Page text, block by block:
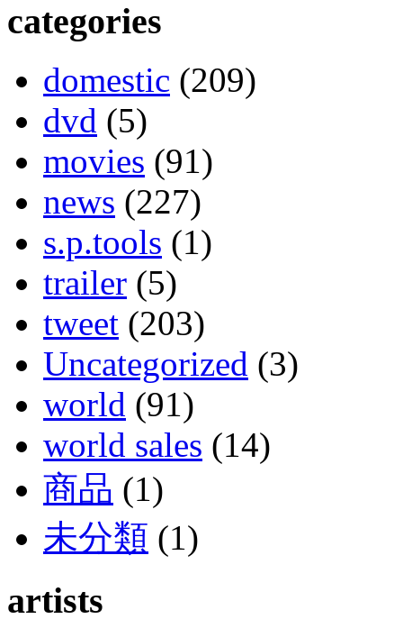
categories
domestic (209)
dvd (5)
movies (91)
news (227)
s.p.tools (1)
trailer (5)
tweet (203)
Uncategorized (3)
world (91)
world sales (14)
商品 (1)
未分類 (1)
artists